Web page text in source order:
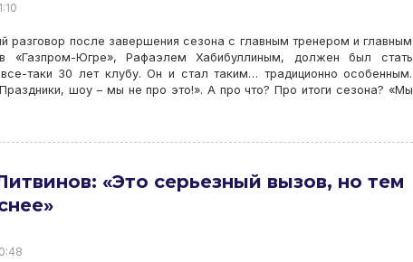
разговор после завершения сезона с главным тренером и главным
«Газпром-Югре», Рафаэлем Хабибуллиным, должен был стать
таки 30 лет клубу. Он и стал таким… традиционно особенным.
шоу – мы не про это!». А про что? Про итоги сезона? «Мы
«Это серьезный вызов, но тем